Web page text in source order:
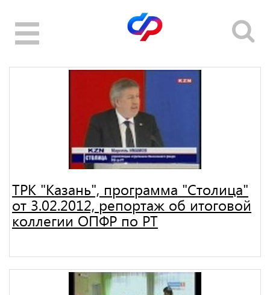
Toggle
navigation
ТРК "Казань", программа "Столица"
от 3.02.2012, репортаж об итоговой
коллегии ОПФР по РТ